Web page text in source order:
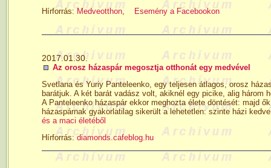
Hírforrás: Medveotthon, Esemény a Facebookon
2017.01.30.
Az orosz házaspár megosztja otthonát egy medvével
Svetlana és Yuriy Panteleenko, egy teljesen átlagos, orosz
barátjuk. A két barát vadász volt, akiknél egy picike, alig három
A Panteleenko házaspár ekkor meghozta élete döntését: majd
házaspárnak gyakorlatilag sikerült a lehetetlen: szinte házi
és a maci életéből
Hírforrás: diamonds.cafeblog.hu